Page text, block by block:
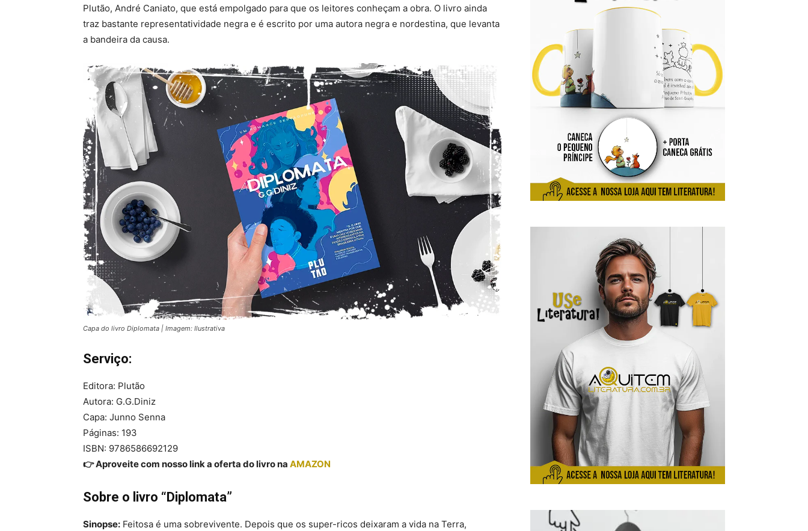
Plutão, André Caniato, que está empolgado para que os leitores conheçam a obra. O livro ainda
traz bastante representatividade negra e é escrito por uma autora negra e nordestina, que levanta
a bandeira da causa.
Capa do livro Diplomata | Imagem: Ilustrativa
Serviço:
Editora: Plutão
Autora: G.G.Diniz
Capa: Junno Senna
Páginas: 193
ISBN: 9786586692129
👉 Aproveite com nosso link a oferta do livro na AMAZON
Sobre o livro “Diplomata”
Sinopse: Feitosa é uma sobrevivente. Depois que os super-ricos deixaram a vida na Terra,